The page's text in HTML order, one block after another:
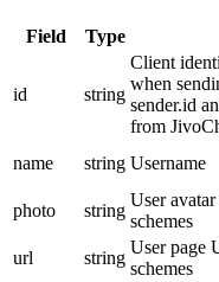
Field Type
id string
Client
when
sender.id
from
name string Username
photo
string
User
schemes
url
string
User page
schemes